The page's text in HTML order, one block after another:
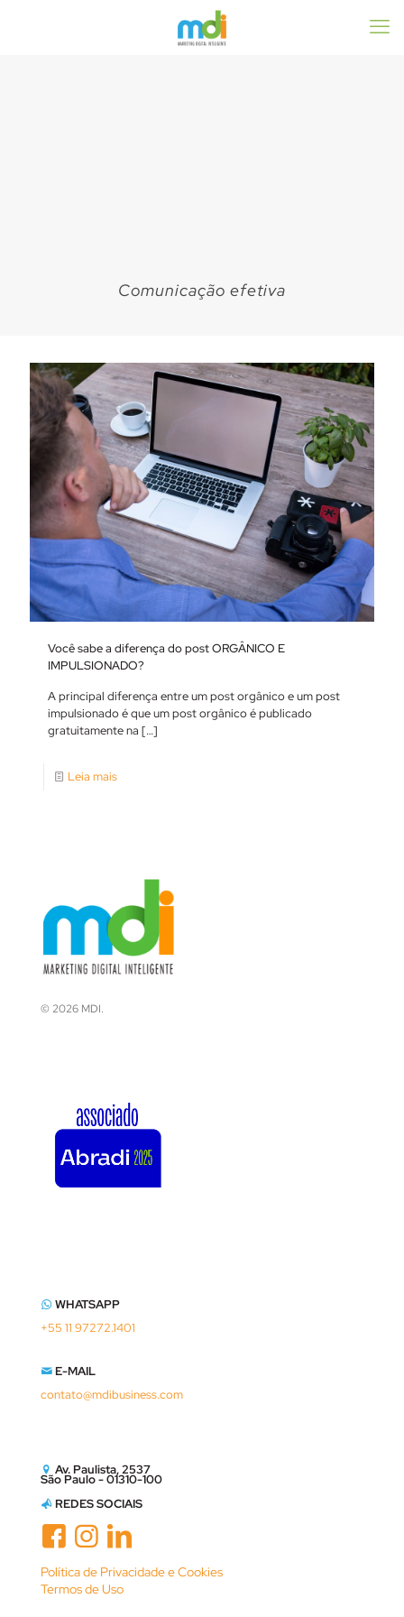
Comunicação efetiva
Você sabe a diferença do post ORGÂNICO E
IMPULSIONADO?
A principal diferença entre um post orgânico e um post
impulsionado é que um post orgânico é publicado
gratuitamente na […]
Leia mais
© 2026 MDI.
WHATSAPP
+55 11 97272.1401
E-MAIL
contato@mdibusiness.com
Av. Paulista, 2537
São Paulo - 01310-100
REDES SOCIAIS
Política de Privacidade e Cookies
Termos de Uso